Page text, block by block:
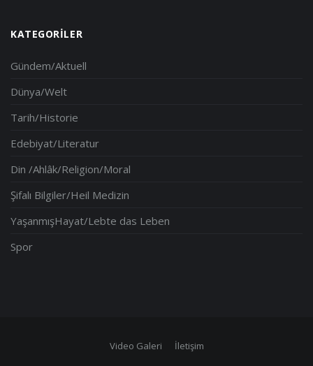
KATEGORILER
Gündem/Aktuell
Dünya/Welt
Tarih/Historie
Edebiyat/Literatur
Din /Ahlâk/Religion/Moral
Şifalı Bilgiler/Heil Medizin
YaşanmışHayat/Lebte das Leben
Spor
Video Galeri
İletişim